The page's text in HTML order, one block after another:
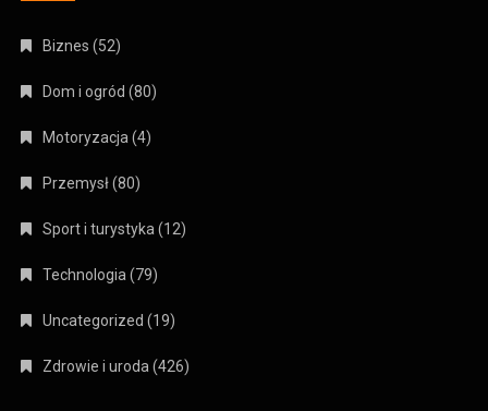
Biznes (52)
Dom i ogród (80)
Motoryzacja (4)
Przemysł(80)
Sport i turystyka (12)
Technologia (79)
Uncategorized (19)
Zdrowie i uroda (426)